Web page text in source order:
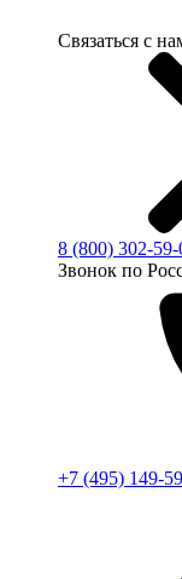
Связаться с
8 (800) 302-59-
Звонок по
+7 (495) 149-